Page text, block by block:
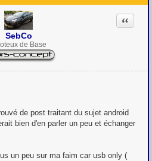
SebCo
de Base
Citation
de post traitant du sujet android
bien d'en parler un peu et échanger
un peu sur ma faim car usb only (